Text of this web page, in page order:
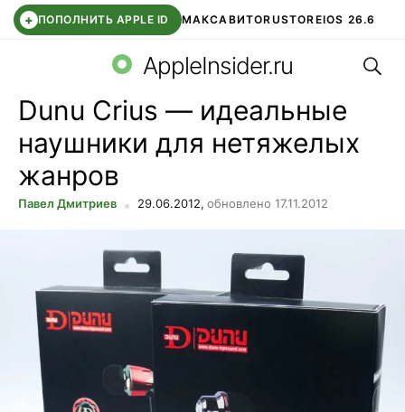
+ ПОПОЛНИТЬ APPLE ID МАКСАВИТОRUSTOREIOS 26.6
СБЕР КИДС ВТБ ОНЛАЙН ЧАТ В ROBLOX
AppleInsider.ru
Dunu Crius — идеальные
наушники для нетяжелых
жанров
Павел Дмитриев 29.06.2012, обновлено 17.11.2012